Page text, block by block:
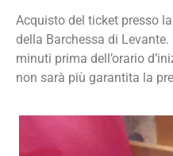
Acquisto del ticket presso
della Barchessa di
minuti prima dell’orario
non sarà più garantita la